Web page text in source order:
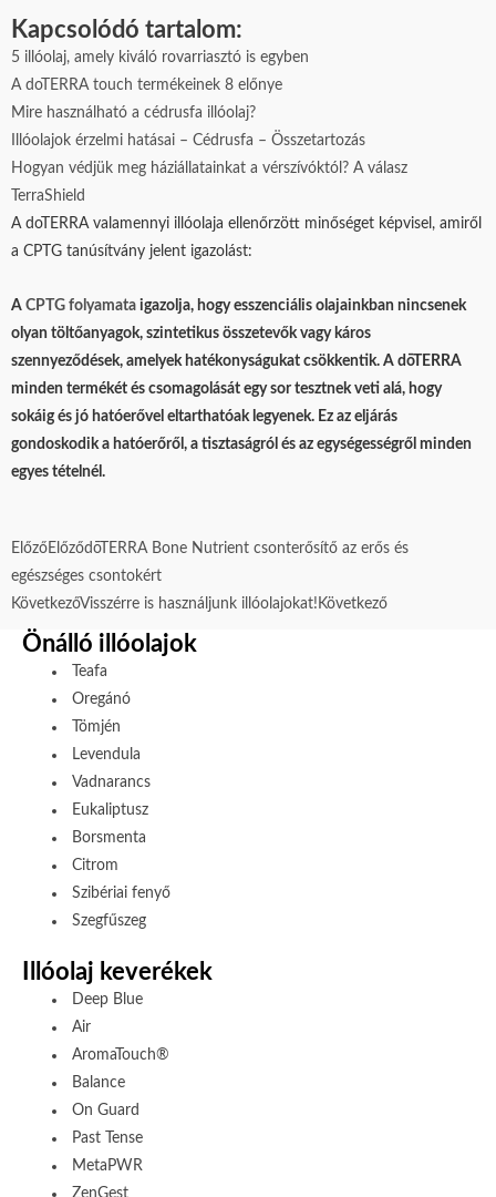
Kapcsolódó tartalom:
5 illóolaj, amely kiváló rovarriasztó is egyben
A doTERRA touch termékeinek 8 előnye
Mire használható a cédrusfa illóolaj?
Illóolajok érzelmi hatásai – Cédrusfa – Összetartozás
Hogyan védjük meg háziállatainkat a vérszívóktól? A válasz
TerraShield
A doTERRA valamennyi illóolaja ellenőrzött minőséget képvisel, amiről
a CPTG tanúsítvány jelent igazolást:
A CPTG folyamata igazolja, hogy esszenciális olajainkban nincsenek
olyan töltőanyagok, szintetikus összetevők vagy káros
szennyeződések, amelyek hatékonyságukat csökkentik. A dōTERRA
minden termékét és csomagolását egy sor tesztnek veti alá, hogy
sokáig és jó hatóerővel eltarthatóak legyenek. Ez az eljárás
gondoskodik a hatóerőről, a tisztaságról és az egységességről minden
egyes tételnél.
ElőzőElőződōTERRA Bone Nutrient csonterősítő az erős és
egészséges csontokért
KövetkezőVisszérre is használjunk illóolajokat! Következő
Önálló illóolajok
Teafa
Oregánó
Tömjén
Levendula
Vadnarancs
Eukaliptusz
Borsmenta
Citrom
Szibériai fenyő
Szegfűszeg
Illóolaj keverékek
Deep Blue
Air
AromaTouch®
Balance
On Guard
Past Tense
MetaPWR
ZenGest